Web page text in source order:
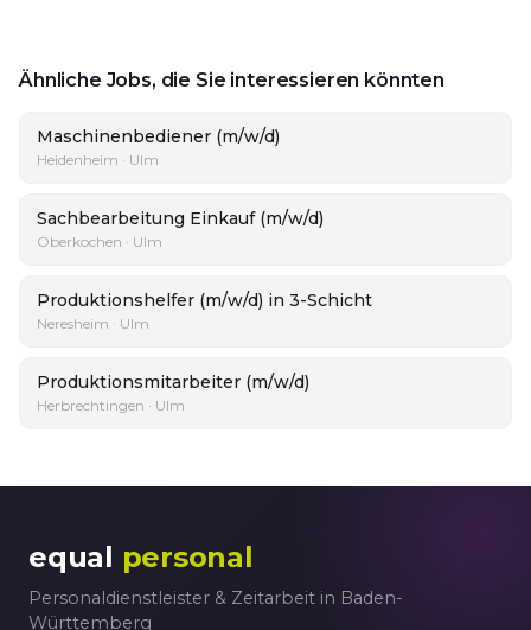
Ähnliche Jobs, die Sie interessieren könnten
Maschinenbediener (m/w/d)
Heidenheim · Ulm
Sachbearbeitung Einkauf (m/w/d)
Oberkochen · Ulm
Produktionshelfer (m/w/d) in 3-Schicht
Neresheim · Ulm
Produktionsmitarbeiter (m/w/d)
Herbrechtingen · Ulm
equal personal
Personaldienstleister & Zeitarbeit in Baden-
Württemberg